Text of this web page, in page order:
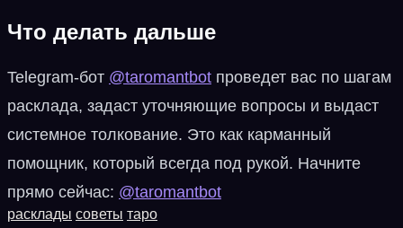
Что делать дальше
Telegram-бот @taromantbot проведет вас по шагам
расклада, задаст уточняющие вопросы и выдаст
системное толкование. Это как карманный
помощник, который всегда под рукой. Начните
прямо сейчас: @taromantbot
расклады советы таро